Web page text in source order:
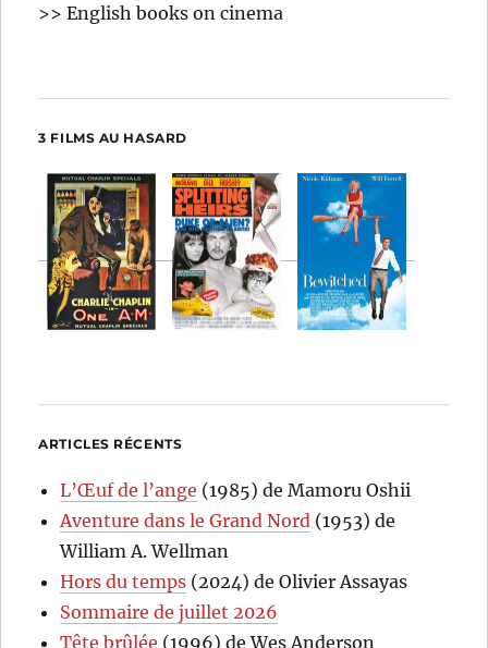
>> English books on cinema
3 FILMS AU HASARD
ARTICLES RÉCENTS
L’Œuf de l’ange (1985) de Mamoru Oshii
Aventure dans le Grand Nord (1953) de
William A. Wellman
Hors du temps (2024) de Olivier Assayas
Sommaire de juillet 2026
Tête brûlée (1996) de Wes Anderson